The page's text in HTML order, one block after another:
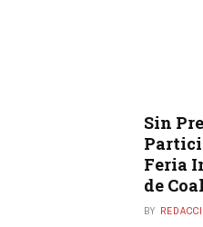
Sin
Feria
de
BY